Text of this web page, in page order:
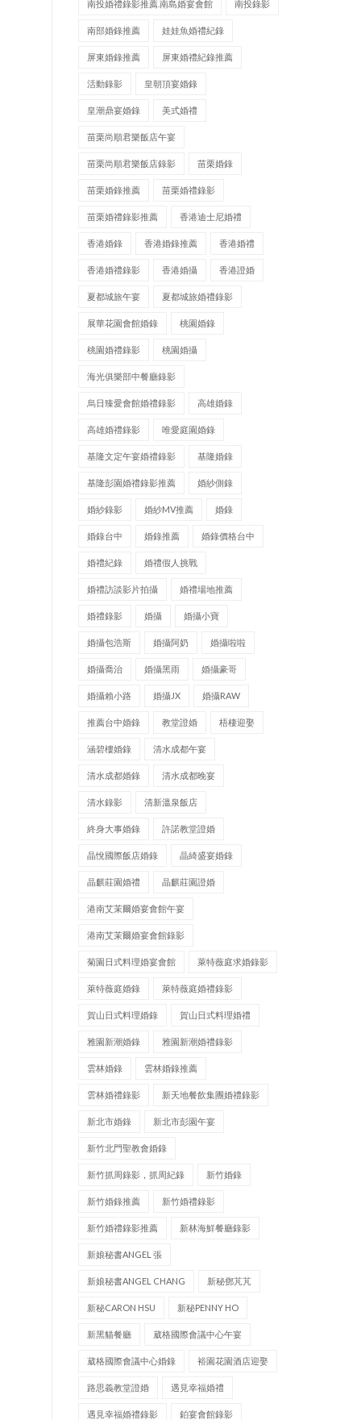
南投婚禮錄影推薦.南島婚宴會館 南投錄影
南部婚錄推薦 娃娃魚婚禮紀錄
屏東婚錄推薦 屏東婚禮紀錄推薦
活動錄影 皇朝頂宴婚錄
皇潮鼎宴婚錄 美式婚禮
苗栗尚順君樂飯店午宴
苗栗尚順君樂飯店錄影 苗栗婚錄
苗栗婚錄推薦 苗栗婚禮錄影
苗栗婚禮錄影推薦 香港迪士尼婚禮
香港婚錄 香港婚錄推薦 香港婚禮
香港婚禮錄影 香港婚攝 香港證婚
夏都城旅午宴 夏都城旅婚禮錄影
展華花園會館婚錄 桃園婚錄
桃園婚禮錄影 桃園婚攝
海光俱樂部中餐廳錄影
烏日臻愛會館婚禮錄影 高雄婚錄
高雄婚禮錄影 唯愛庭園婚錄
基隆文定午宴婚禮錄影 基隆婚錄
基隆彭園婚禮錄影推薦 婚紗側錄
婚紗錄影 婚紗MV推薦 婚錄
婚錄台中 婚錄推薦 婚錄價格台中
婚禮紀錄 婚禮假人挑戰
婚禮訪談影片拍攝 婚禮場地推薦
婚禮錄影 婚攝 婚攝小寶
婚攝包浩斯 婚攝阿奶 婚攝啦啦
婚攝喬治 婚攝黑雨 婚攝豪哥
婚攝賴小路 婚攝JX 婚攝RAW
推薦台中婚錄 教堂證婚 梧棲迎娶
涵碧樓婚錄 清水成都午宴
清水成都婚錄 清水成都晚宴
清水錄影 清新溫泉飯店
終身大事婚錄 許諾教堂證婚
晶悅國際飯店婚錄 晶綺盛宴婚錄
晶麒莊園婚禮 晶麒莊園證婚
港南艾茉爾婚宴會館午宴
港南艾茉爾婚宴會館錄影
菊園日式料理婚宴會館 萊特薇庭求婚錄影
萊特薇庭婚錄 萊特薇庭婚禮錄影
賀山日式料理婚錄 賀山日式料理婚禮
雅園新潮婚錄 雅園新潮婚禮錄影
雲林婚錄 雲林婚錄推薦
雲林婚禮錄影 新天地餐飲集團婚禮錄影
新北市婚錄 新北市彭園午宴
新竹北門聖教會婚錄
新竹抓周錄影，抓周紀錄 新竹婚錄
新竹婚錄推薦 新竹婚禮錄影
新竹婚禮錄影推薦 新林海鮮餐廳錄影
新娘秘書ANGEL 張
新娘秘書ANGEL CHANG 新秘鄧芃芃
新秘CARON HSU 新秘PENNY HO
新黑貓餐廳 葳格國際會議中心午宴
葳格國際會議中心婚錄 裕園花園酒店迎娶
路思義教堂證婚 遇見幸福婚禮
遇見幸福婚禮錄影 鉑宴會館錄影